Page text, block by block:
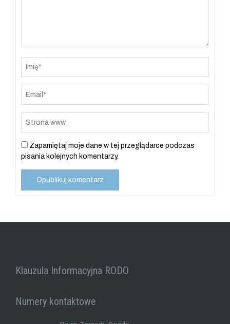
Zapamiętaj moje dane w tej przeglądarce podczas
pisania kolejnych komentarzy.
Klauzula Informacyjna RODO
Numery kontaktowe